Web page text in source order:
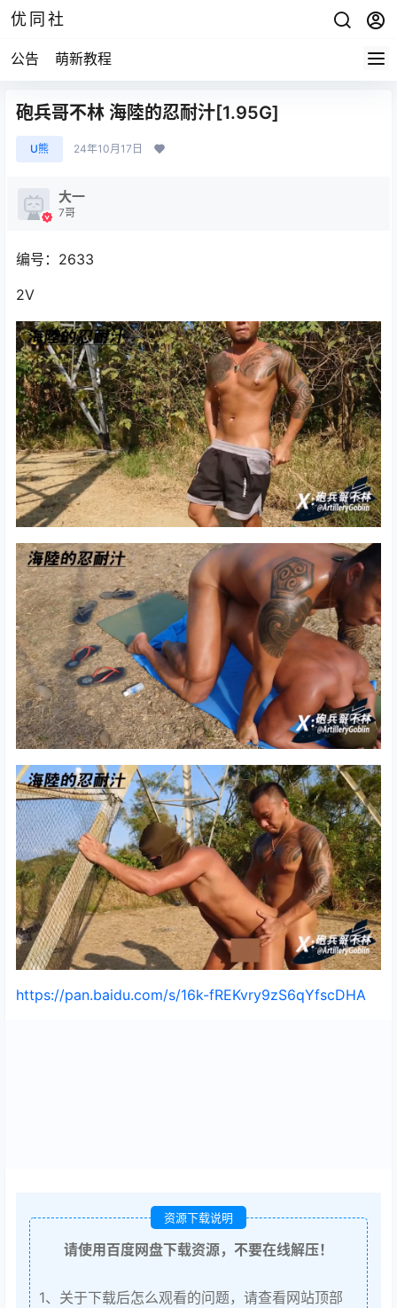
优同社
公告 萌新教程
砲兵哥不林 海陸的忍耐汁[1.95G]
U熊 24年10月17日
大一
7哥
编号：2633
2V
https://pan.baidu.com/s/16k-fREKvry9zS6qYfscDHA
资源下载说明
请使用百度网盘下载资源，不要在线解压！
1、关于下载后怎么观看的问题，请查看网站顶部